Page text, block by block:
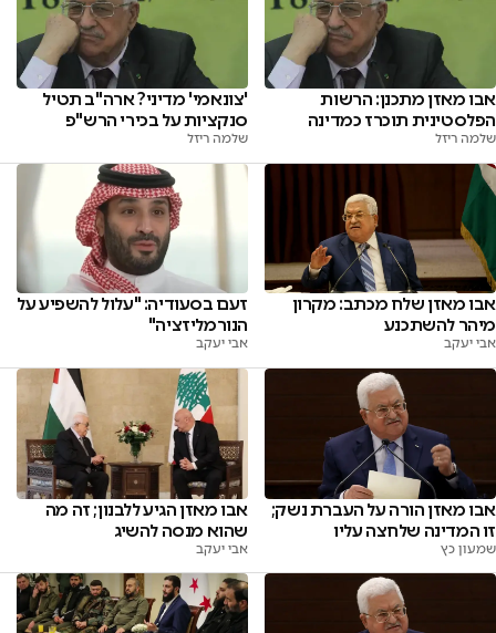
אבו מאזן מתכנן: הרשות
הפלסטינית תוכרז כמדינה
שלמה ריזל
'צונאמי' מדיני? ארה"ב תטיל
סנקציות על בכירי הרש"פ
שלמה ריזל
אבו מאזן שלח מכתב: מקרון
מיהר להשתכנע
אבי יעקב
זעם בסעודיה: "עלול להשפיע על
הנורמליזציה"
אבי יעקב
אבו מאזן הורה על העברת נשק;
זו המדינה שלחצה עליו
שמעון כץ
אבו מאזן הגיע ללבנון; זה מה
שהוא מנסה להשיג
אבי יעקב